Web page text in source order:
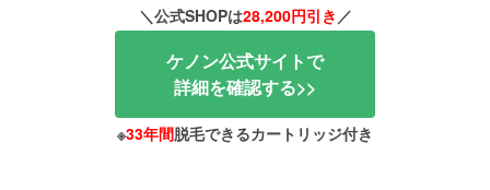
＼公式SHOPは28,200円引き ／
ケノン公式サイトで
詳細を確認する>>
※33年間脱毛できるカートリッジ付き